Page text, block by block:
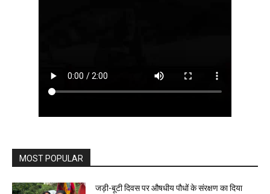
MOST POPULAR
जड़ी-बूटी दिवस पर औषधीय पौधों के संरक्षण का दिया